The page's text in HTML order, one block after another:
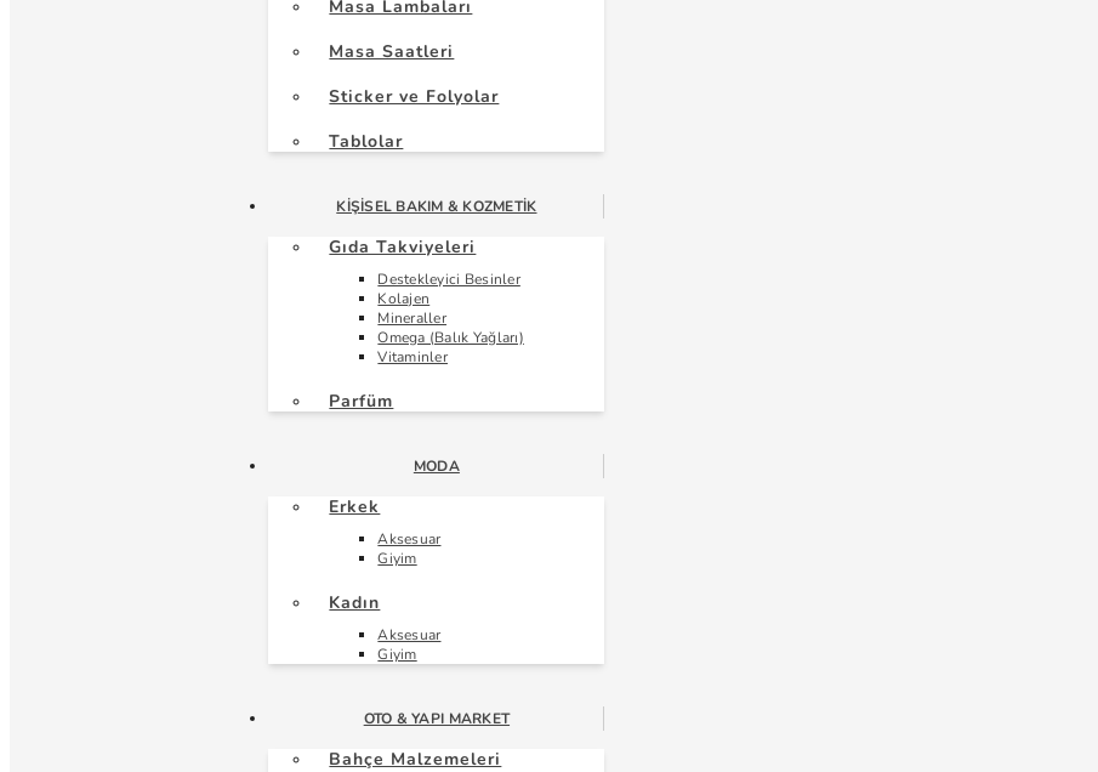
Masa Lambaları
Masa Saatleri
Sticker ve Folyolar
Tablolar
KIŞISEL BAKIM & KOZMETIK
Gıda Takviyeleri
Destekleyici Besinler
Kolajen
Mineraller
Omega (Balık Yağları)
Vitaminler
Parfüm
MODA
Erkek
Aksesuar
Giyim
Kadın
Aksesuar
Giyim
OTO & YAPI MARKET
Bahçe Malzemeleri